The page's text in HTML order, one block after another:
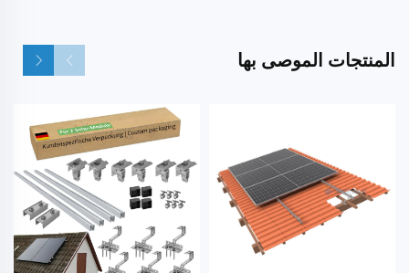
المنتجات الموصى بها